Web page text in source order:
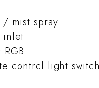
mist spray
inlet
control light switch